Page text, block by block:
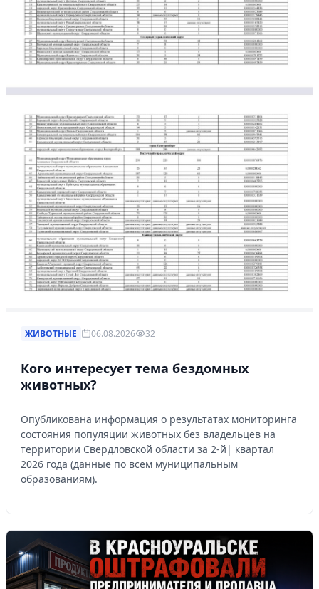
ЖИВОТНЫЕ 06.08.2026 32
Кого интересует тема бездомных
животных?
Опубликована информация о результатах мониторинга
состояния популяции животных без владельцев на
территории Свердловской области за 2-й| квартал
2026 года (данные по всем муниципальным
образованиям).